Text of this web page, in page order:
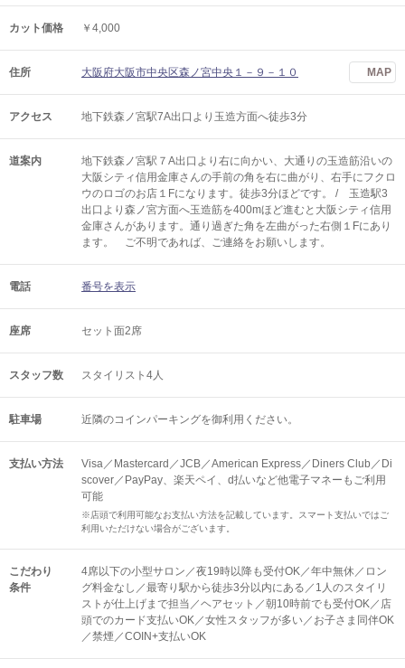
カット価格 ￥4,000
住所 大阪府大阪市中央区森ノ宮中央１－９－１０ MAP
アクセス 地下鉄森ノ宮駅7A出口より玉造方面へ徒歩3分
道案内
地下鉄森ノ宮駅７A出口より右に向かい、大通りの玉造筋沿いの
大阪シティ信用金庫さんの手前の角を右に曲がり、右手にフクロ
ウのロゴのお店１Fになります。徒歩3分ほどです。 / 玉造駅3
出口より森ノ宮方面へ玉造筋を400mほど進むと大阪シティ信用
金庫さんがあります。通り過ぎた角を左曲がった右側１Fにあり
ます。 ご不明であれば、ご連絡をお願いします。
電話 番号を表示
座席 セット面2席
スタッフ数 スタイリスト4人
駐車場 近隣のコインパーキングを御利用ください。
支払い方法
Visa／Mastercard／JCB／American Express／Diners Club／Di
scover／PayPay、楽天ペイ、d払いなど他電子マネーもご利用
可能
※店頭で利用可能なお支払い方法を記載しています。スマート支払いではご
利用いただけない場合がございます。
こだわり
条件
4席以下の小型サロン／夜19時以降も受付OK／年中無休／ロン
グ料金なし／最寄り駅から徒歩3分以内にある／1人のスタイリ
ストが仕上げまで担当／ヘアセット／朝10時前でも受付OK／店
頭でのカード支払いOK／女性スタッフが多い／お子さま同伴OK
／禁煙／COIN+支払いOK